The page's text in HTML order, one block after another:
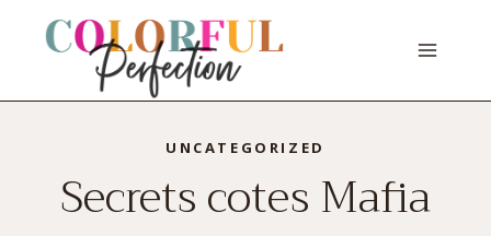
UNCATEGORIZED
Secrets cotes Mafia